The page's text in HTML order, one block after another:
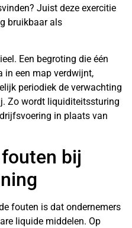
Juist deze exercitie
bruikbaar als
Een begroting die één
in een map verdwijnt,
periodiek de verwachting
Zo wordt liquiditeitssturing
in plaats van
bij
fouten is dat ondernemers
liquide middelen. Op